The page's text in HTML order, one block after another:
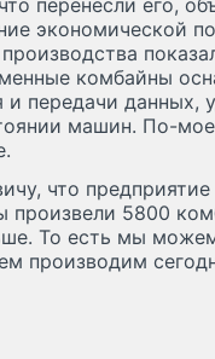
перенесли его,
экономической
комбайны
передачи данных,
машин. По-
что
произвели 5800
То есть мы
производим